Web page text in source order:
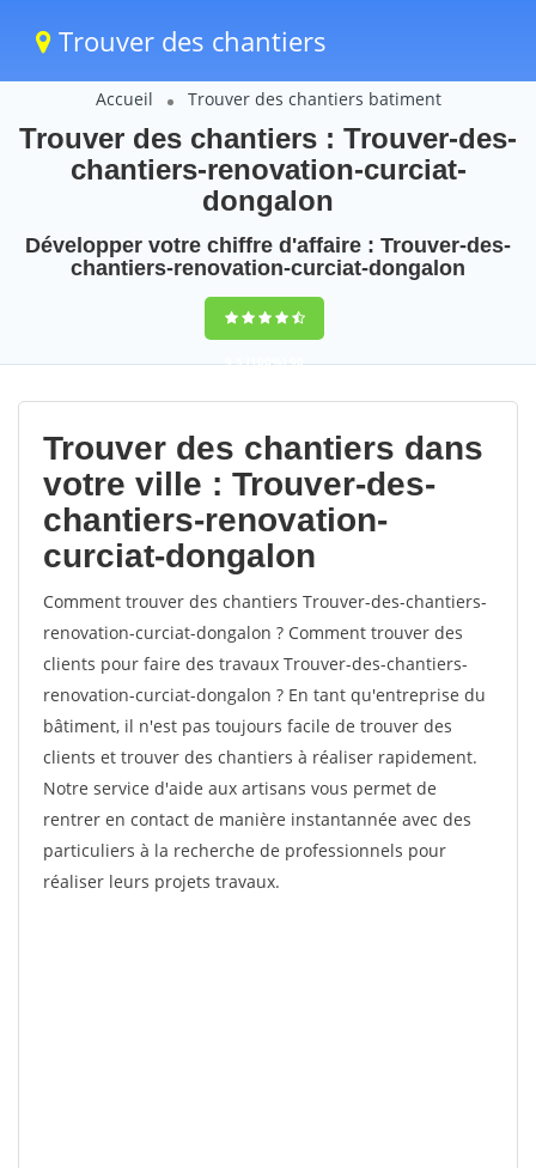
Trouver des chantiers
Accueil Trouver des chantiers batiment
Trouver des chantiers : Trouver-des-
chantiers-renovation-curciat-
dongalon
Développer votre chiffre d'affaire : Trouver-des-
chantiers-renovation-curciat-dongalon
9,5(100%)90
votes
Trouver des chantiers dans
votre ville : Trouver-des-
chantiers-renovation-
curciat-dongalon
Comment trouver des chantiers Trouver-des-chantiers-
renovation-curciat-dongalon ? Comment trouver des
clients pour faire des travaux Trouver-des-chantiers-
renovation-curciat-dongalon ? En tant qu'entreprise du
bâtiment, il n'est pas toujours facile de trouver des
clients et trouver des chantiers à réaliser rapidement.
Notre service d'aide aux artisans vous permet de
rentrer en contact de manière instantannée avec des
particuliers à la recherche de professionnels pour
réaliser leurs projets travaux.